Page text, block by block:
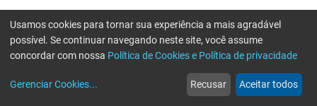
web
Notícias
more_horiz
Mais
Usamos cookies para tornar sua experiência a mais agradável
possível. Se continuar navegando neste site, você assume
concordar com nossa Política de Cookies e Política de privacidade
Gerenciar Cookies... Recusar Aceitar todos
Erro ao enviar informações, por favor tente novamente